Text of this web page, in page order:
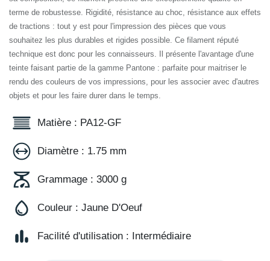
robustesse. Rigidité, résistance au choc, résistance aux effets de
tractions : tout y est pour l'impression des pièces que vous souhaitez les
plus durables et rigides possible. Ce filament réputé technique est donc
pour les connaisseurs. Il présente l'avantage d'une teinte faisant partie de
la gamme Pantone : parfaite pour maitriser le rendu des couleurs de vos
impressions, pour les associer avec d'autres objets et pour les faire
durer dans le temps.
Matière : PA12-GF
Diamètre : 1.75 mm
Grammage : 3000 g
Couleur : Jaune D'Oeuf
Facilité d'utilisation : Intermédiaire